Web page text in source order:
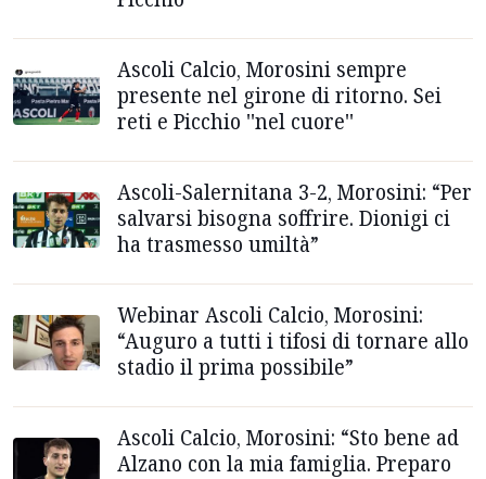
Ascoli Calcio, Morosini sempre
presente nel girone di ritorno. Sei
reti e Picchio ''nel cuore''
Ascoli-Salernitana 3-2, Morosini: “Per
salvarsi bisogna soffrire. Dionigi ci
ha trasmesso umiltà”
Webinar Ascoli Calcio, Morosini:
“Auguro a tutti i tifosi di tornare allo
stadio il prima possibile”
Ascoli Calcio, Morosini: “Sto bene ad
Alzano con la mia famiglia. Preparo